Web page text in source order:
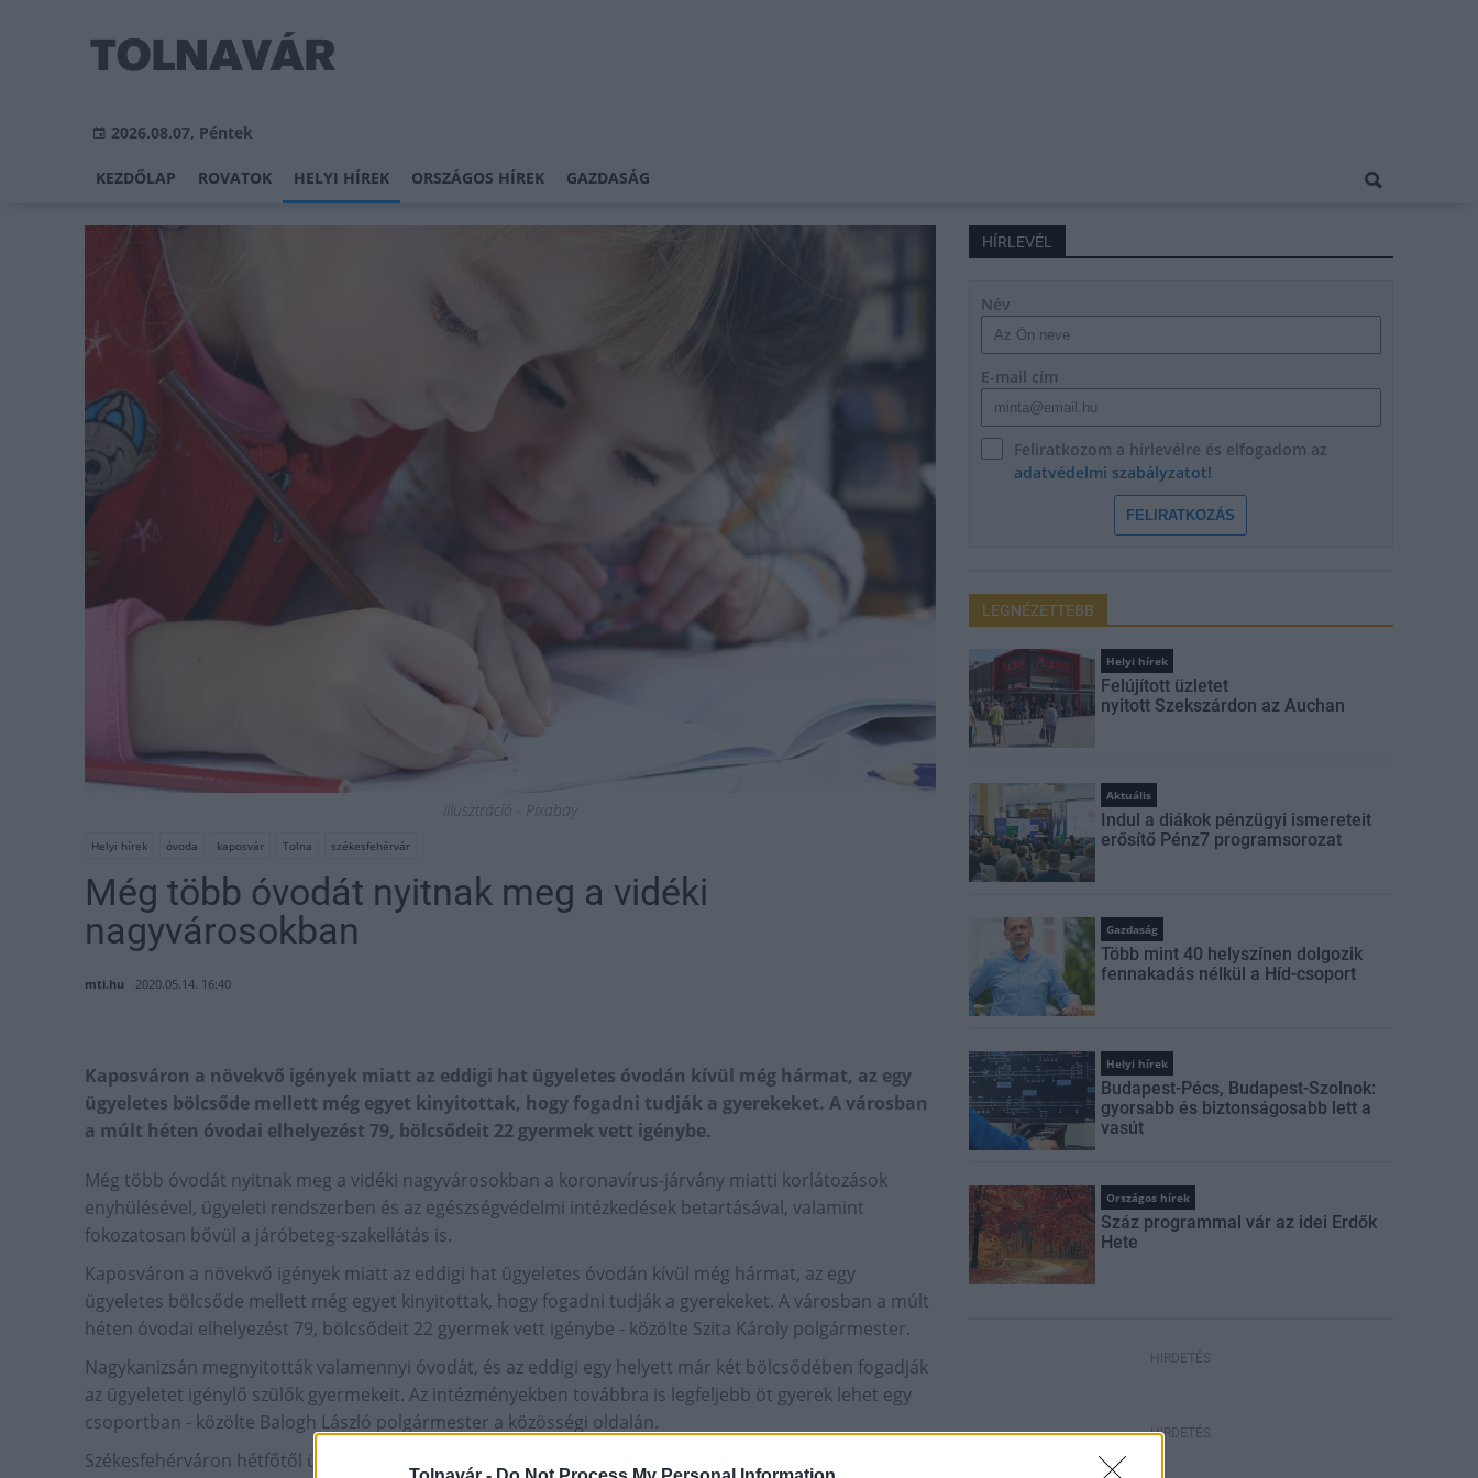
2026.08.07, Péntek
KEZDŐLAP ROVATOK HELYI HÍREK ORSZÁGOS HÍREK GAZDASÁG
Illusztráció - Pixabay
Helyi hírek óvoda kaposvár Tolna székesfehérvár
Még több óvodát nyitnak meg a vidéki
nagyvárosokban
mti.hu 2020.05.14. 16:40
Kaposváron a növekvő igények miatt az eddigi hat ügyeletes óvodán kívül még hármat, az egy
ügyeletes bölcsőde mellett még egyet kinyitottak, hogy fogadni tudják a gyerekeket. A városban
a múlt héten óvodai elhelyezést 79, bölcsődeit 22 gyermek vett igénybe.
Még több óvodát nyitnak meg a vidéki nagyvárosokban a koronavírus-járvány miatti korlátozások
enyhülésével, ügyeleti rendszerben és az egészségvédelmi intézkedések betartásával, valamint
fokozatosan bővül a járóbeteg-szakellátás is.
Kaposváron a növekvő igények miatt az eddigi hat ügyeletes óvodán kívül még hármat, az egy
ügyeletes bölcsőde mellett még egyet kinyitottak, hogy fogadni tudják a gyerekeket. A városban a múlt
héten óvodai elhelyezést 79, bölcsődeit 22 gyermek vett igénybe - közölte Szita Károly polgármester.
Nagykanizsán megnyitották valamennyi óvodát, és az eddigi egy helyett már két bölcsődében fogadják
az ügyeletet igénylő szülők gyermekeit. Az intézményekben továbbra is legfeljebb öt gyerek lehet egy
csoportban - közölte Balogh László polgármester a közösségi oldalán.
Székesfehérváron hétfőtől ügyeleti rendszerben szintén valamennyi óvoda megnyitja kapuit, kivéve két
HÍRLEVÉL
Név
E-mail cím
Feliratkozom a hírlevélre és elfogadom az
adatvédelmi szabályzatot!
FELIRATKOZÁS
LEGNÉZETTEBB
Helyi hírek
Felújított üzletet
nyitott Szekszárdon az Auchan
Aktuális
Indul a diákok pénzügyi ismereteit
erősítő Pénz7 programsorozat
Gazdaság
Több mint 40 helyszínen dolgozik
fennakadás nélkül a Híd-csoport
Helyi hírek
Budapest-Pécs, Budapest-Szolnok:
gyorsabb és biztonságosabb lett a
vasút
Országos hírek
Száz programmal vár az idei Erdők
Hete
HIRDETÉS
HIRDETÉS